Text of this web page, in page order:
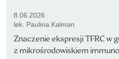
8.06.2026
lek. Paulina Kalman
Znaczenie ekspresji TFRC w
z mikrośrodowiskiem